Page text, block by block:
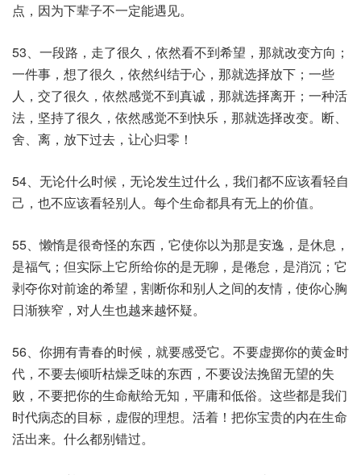
点，因为下辈子不一定能遇见。
53、一段路，走了很久，依然看不到希望，那就改变方向；
一件事，想了很久，依然纠结于心，那就选择放下；一些
人，交了很久，依然感觉不到真诚，那就选择离开；一种活
法，坚持了很久，依然感觉不到快乐，那就选择改变。断、
舍、离，放下过去，让心归零！
54、无论什么时候，无论发生过什么，我们都不应该看轻自
己，也不应该看轻别人。每个生命都具有无上的价值。
55、懒惰是很奇怪的东西，它使你以为那是安逸，是休息，
是福气；但实际上它所给你的是无聊，是倦怠，是消沉；它
剥夺你对前途的希望，割断你和别人之间的友情，使你心胸
日渐狭窄，对人生也越来越怀疑。
56、你拥有青春的时候，就要感受它。不要虚掷你的黄金时
代，不要去倾听枯燥乏味的东西，不要设法挽留无望的失
败，不要把你的生命献给无知，平庸和低俗。这些都是我们
时代病态的目标，虚假的理想。活着！把你宝贵的内在生命
活出来。什么都别错过。